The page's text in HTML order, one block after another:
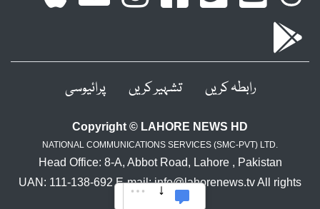
رابطہ کریں تشہیر کریں پرائیوسی
Copyright © LAHORE NEWS HD
NATIONAL COMMUNICATIONS SERVICES (SMC-PVT) LTD.
Head Office: 8-A, Abbot Road, Lahore , Pakistan
UAN: 111-138-692 E-mail: info@lahorenews.tv All rights
reserved.